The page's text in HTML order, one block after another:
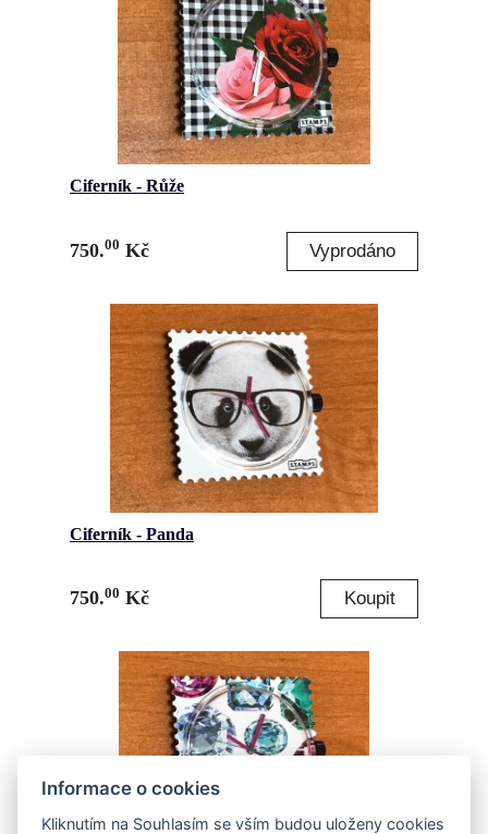
Ciferník - Růže
750.00 Kč
Ciferník - Panda
750.00 Kč
Informace o cookies
Kliknutím na Souhlasím se vším budou uloženy cookies